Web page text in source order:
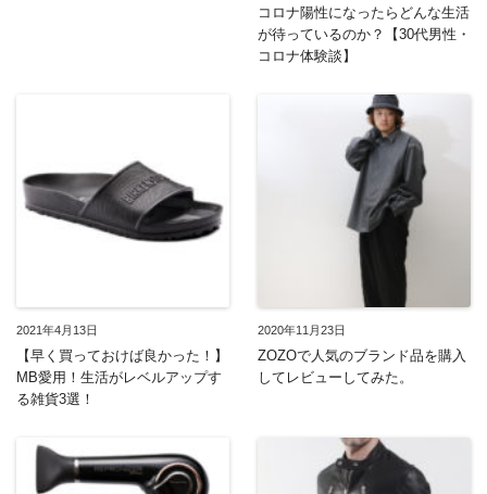
コロナ陽性になったらどんな生活
が待っているのか？【30代男性・
コロナ体験談】
2021年4月13日
【早く買っておけば良かった！】
MB愛用！生活がレベルアップす
る雑貨3選！
2020年11月23日
ZOZOで人気のブランド品を購入
してレビューしてみた。